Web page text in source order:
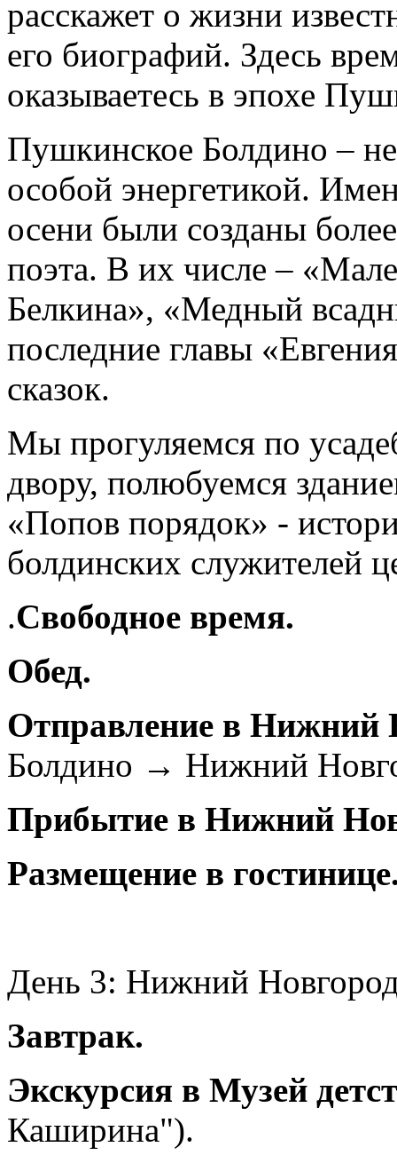
расскажет о жизни
его биографий. Здесь
оказываетесь в эпохе
Пушкинское Болдино –
особой энергетикой.
осени были созданы
поэта. В их числе –
Белкина», «Медный
последние главы
сказок.
Мы прогуляемся по
двору, полюбуемся
«Попов порядок» -
болдинских служителей
.Свободное время.
Обед.
Отправление в Нижний
Болдино → Нижний
Прибытие в Нижний
Размещение в
День 3: Нижний
Завтрак.
Экскурсия в Музей
Каширина").